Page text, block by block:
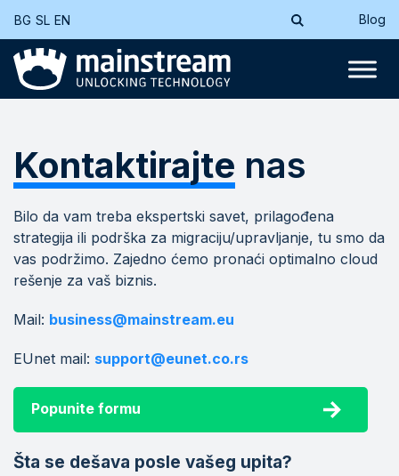
BG SL EN Blog
Kontaktirajte nas
Bilo da vam treba ekspertski savet, prilagođena
strategija ili podrška za migraciju/upravljanje, tu smo da
vas podržimo. Zajedno ćemo pronaći optimalno cloud
rešenje za vaš biznis.
Mail: business@mainstream.eu
EUnet mail: support@eunet.co.rs
Popunite formu
Šta se dešava posle vašeg upita?